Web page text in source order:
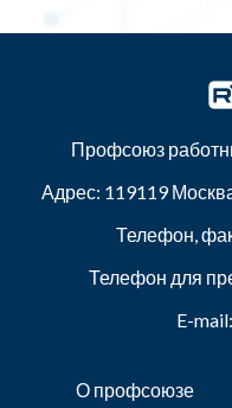
Профсоюз
Адрес: 119119
Телефон,
Телефон для
E-mail:
О профсоюзе